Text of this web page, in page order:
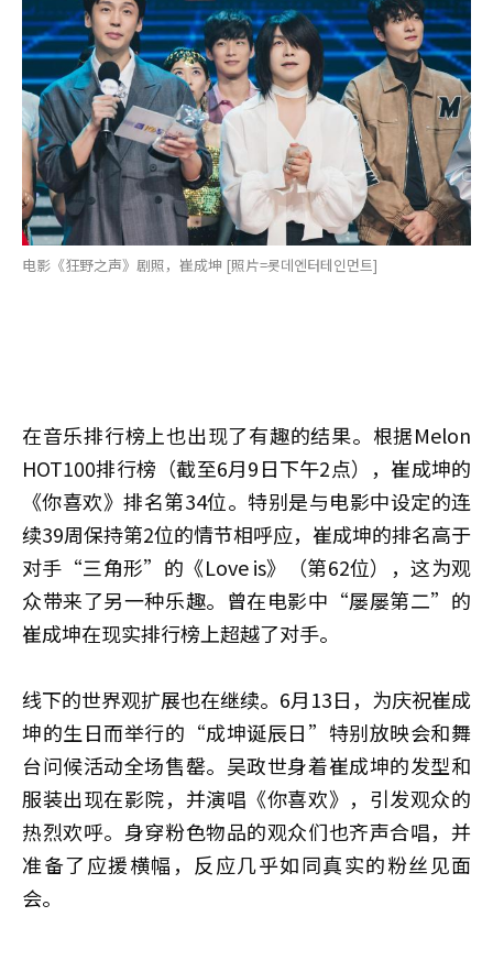
电影《狂野之声》剧照，崔成坤 [照片=롯데엔터테인먼트]
在音乐排行榜上也出现了有趣的结果。根据Melon
HOT100排行榜（截至6月9日下午2点），崔成坤的
《你喜欢》排名第34位。特别是与电影中设定的连
续39周保持第2位的情节相呼应，崔成坤的排名高于
对手“三角形”的《Love is》（第62位），这为观
众带来了另一种乐趣。曾在电影中“屡屡第二”的
崔成坤在现实排行榜上超越了对手。
线下的世界观扩展也在继续。6月13日，为庆祝崔成
坤的生日而举行的“成坤诞辰日”特别放映会和舞
台问候活动全场售罄。吴政世身着崔成坤的发型和
服装出现在影院，并演唱《你喜欢》，引发观众的
热烈欢呼。身穿粉色物品的观众们也齐声合唱，并
准备了应援横幅，反应几乎如同真实的粉丝见面
会。